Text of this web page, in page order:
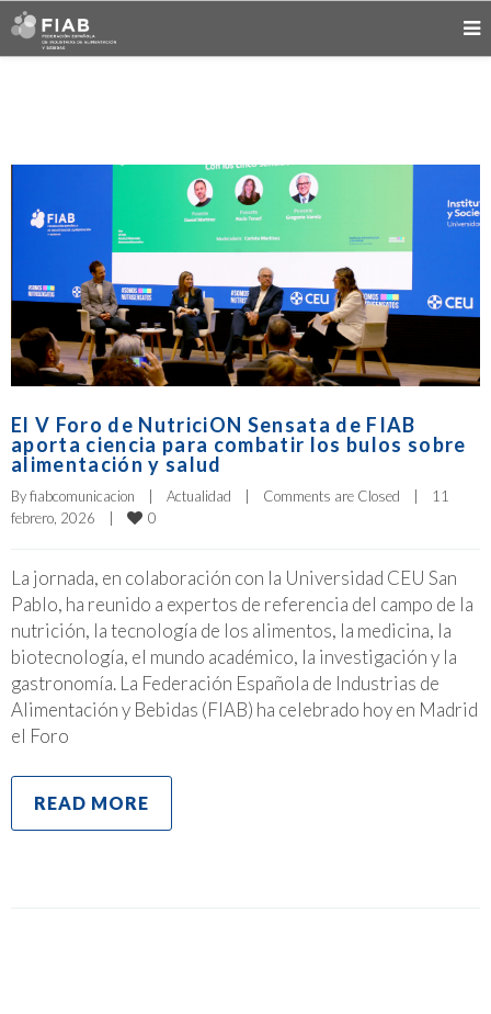
El V Foro de NutriciON Sensata de FIAB
aporta ciencia para combatir los bulos sobre
alimentación y salud
By fiabcomunicacion | Actualidad | Comments are Closed |
11
febrero, 2026
| 0
La jornada, en colaboración con la Universidad CEU San
Pablo, ha reunido a expertos de referencia del campo de la
nutrición, la tecnología de los alimentos, la medicina, la
biotecnología, el mundo académico, la investigación y la
gastronomía. La Federación Española de Industrias de
Alimentación y Bebidas (FIAB) ha celebrado hoy en Madrid
el Foro
READ MORE